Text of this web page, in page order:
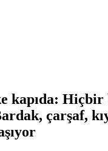
kapıda:
çarşaf,